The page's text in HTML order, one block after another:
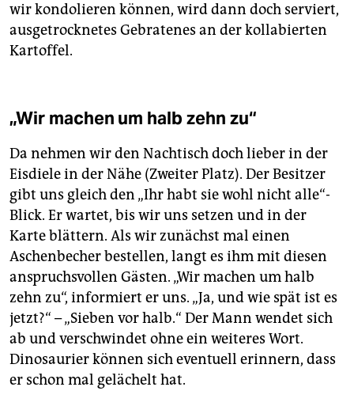
wir kondolieren können, wird dann doch serviert,
ausgetrocknetes Gebratenes an der kollabierten
Kartoffel.
„Wir machen um halb zehn zu“
Da nehmen wir den Nachtisch doch lieber in der
Eisdiele in der Nähe (Zweiter Platz). Der Besitzer
gibt uns gleich den „Ihr habt sie wohl nicht alle“-
Blick. Er wartet, bis wir uns setzen und in der
Karte blättern. Als wir zunächst mal einen
Aschenbecher bestellen, langt es ihm mit diesen
anspruchsvollen Gästen. „Wir machen um halb
zehn zu“, informiert er uns. „Ja, und wie spät ist es
jetzt?“ – „Sieben vor halb.“ Der Mann wendet sich
ab und verschwindet ohne ein weiteres Wort.
Dinosaurier können sich eventuell erinnern, dass
er schon mal gelächelt hat.